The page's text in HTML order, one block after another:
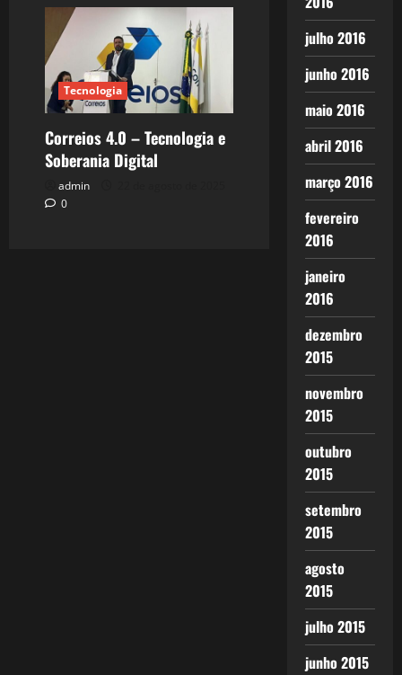
Tecnologia
Correios 4.0 – Tecnologia e
Soberania Digital
admin
0
julho 2016
junho 2016
maio 2016
abril 2016
março 2016
fevereiro
2016
janeiro
2016
dezembro
2015
novembro
2015
outubro
2015
setembro
2015
agosto
2015
julho 2015
junho 2015